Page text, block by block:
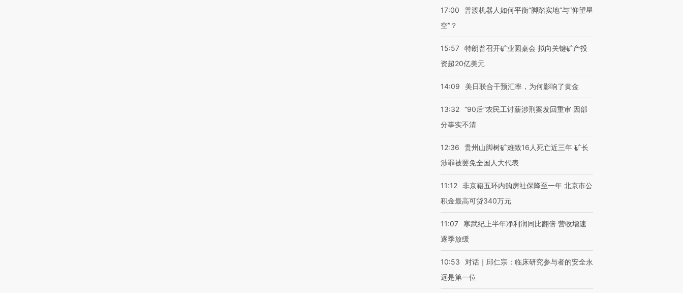
17:00
普渡机器人如何平衡“脚踏实地”与“仰望星
空”？
15:57 特朗普召开矿业圆桌会 拟向关键矿产投
资超20亿美元
14:09 美日联合干预汇率，为何影响了黄金
13:32 “90后”农民工讨薪涉刑案发回重审 因部
分事实不清
12:36
贵州山脚树矿难致16人死亡近三年 矿长
涉罪被罢免全国人大代表
11:12 非京籍五环内购房社保降至一年 北京市公
积金最高可贷340万元
11:07
寒武纪上半年净利润同比翻倍 营收增速
逐季放缓
10:53
对话｜邱仁宗：临床研究参与者的安全永
远是第一位